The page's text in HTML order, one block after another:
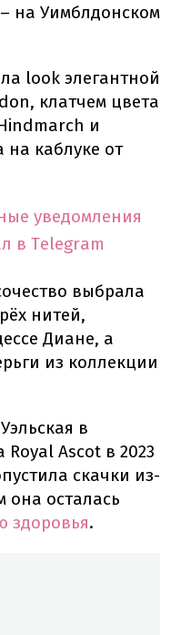
на Уимблдонском
look элегантной
клатчем цвета
и
каблуке от
уведомления
в Telegram
выбрала
нитей,
Диане, а
из коллекции
в
Ascot в 2023
скачки из-
она осталась
здоровья.